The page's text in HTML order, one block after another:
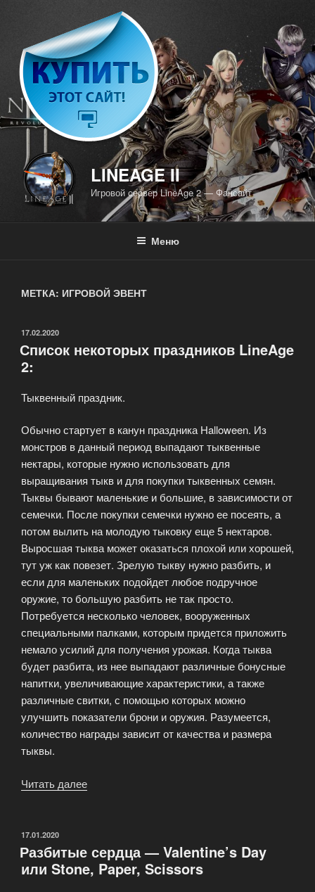
содержимому
LINEAGE II
Игровой сервер LineAge 2 — Фансайт
Меню
МЕТКА: ИГРОВОЙ ЭВЕНТ
ОПУБЛИКОВАНО
17.02.2020
Список некоторых праздников LineAge
2:
Тыквенный праздник.
Обычно стартует в канун праздника Halloween. Из
монстров в данный период выпадают тыквенные
нектары, которые нужно использовать для
выращивания тыкв и для покупки тыквенных семян.
Тыквы бывают маленькие и большие, в зависимости от
семечки. После покупки семечки нужно ее посеять, а
потом вылить на молодую тыковку еще 5 нектаров.
Выросшая тыква может оказаться плохой или хорошей,
тут уж как повезет. Зрелую тыкву нужно разбить, и
если для маленьких подойдет любое подручное
оружие, то большую разбить не так просто.
Потребуется несколько человек, вооруженных
специальными палками, которым придется приложить
немало усилий для получения урожая. Когда тыква
будет разбита, из нее выпадают различные бонусные
напитки, увеличивающие характеристики, а также
различные свитки, с помощью которых можно
улучшить показатели брони и оружия. Разумеется,
количество награды зависит от качества и размера
тыквы.
Читать далее
2:»
ОПУБЛИКОВАНО
17.01.2020
Разбитые сердца — Valentine’s Day
или Stone, Paper, Scissors